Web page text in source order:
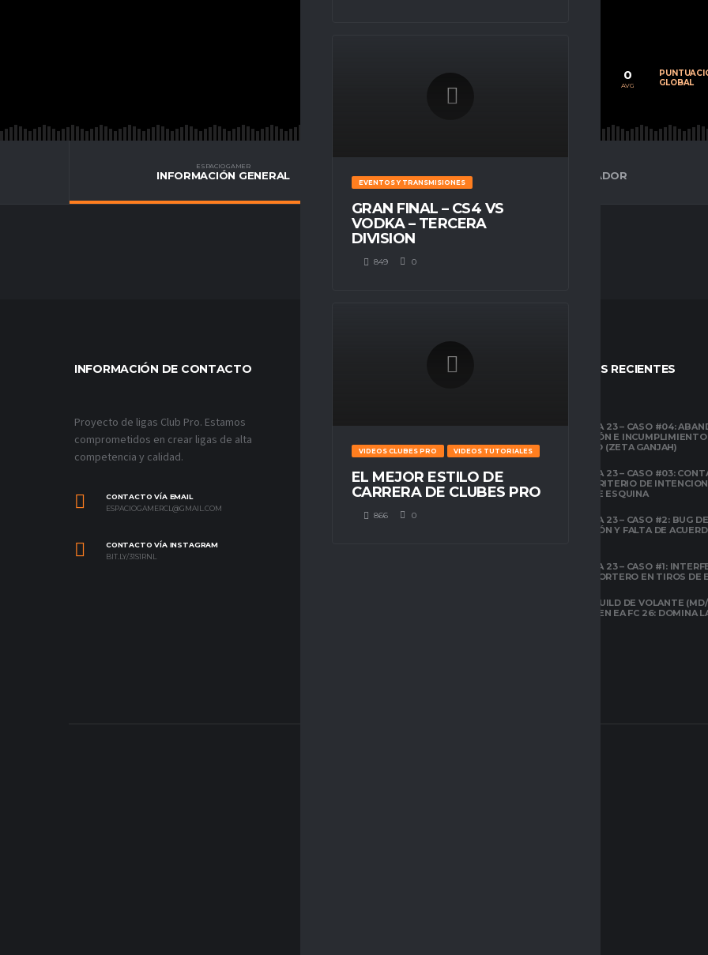
EVENTOS Y TRANSMISIONES
GRAN FINAL – CS4 VS
VODKA – TERCERA
DIVISION
849 0
VIDEOS CLUBES PRO VIDEOS TUTORIALES
EL MEJOR ESTILO DE
CARRERA DE CLUBES PRO
866 0
CALIFICACIÓN
0
AVG
GLOBAL
ESPACIO GAMER
INFORMACIÓN GENERAL ESTADÍSTICAS DEL JUGADOR
INFORMACIÓN DE CONTACTO
Proyecto de ligas Club Pro. Estamos
comprometidos en crear ligas de alta
competencia y calidad.
CONTACTO VÍA EMAIL
ESPACIOGAMERCL@GMAIL.COM
CONTACTO VÍA INSTAGRAM
BIT.LY/31S1RNL
TUTORIALES
¿QUÉ ES CLUBES
PRO?
ENTRADAS RECIENTES
TEMPORADA 23 – CASO #04:
COMPETICIÓN E INCUMPLIMIENTO
ECONÓMICO (ZETA GANJAH)
TEMPORADA 23 – CASO #03:
EL ÁREA Y CRITERIO DE
EN TIROS DE ESQUINA
TEMPORADA 23 – CASO #2: BUG
DESCONEXIÓN Y FALTA DE
TEMPORADA 23 – CASO #1:
ILEGAL AL PORTERO EN TIROS DE
LA MEJOR BUILD DE VOLANTE
CARRILERO EN EA FC 26: DOMINA